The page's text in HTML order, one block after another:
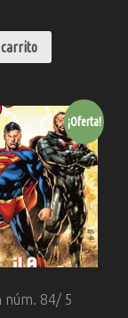
¡Oferta!
núm. 84/ 5